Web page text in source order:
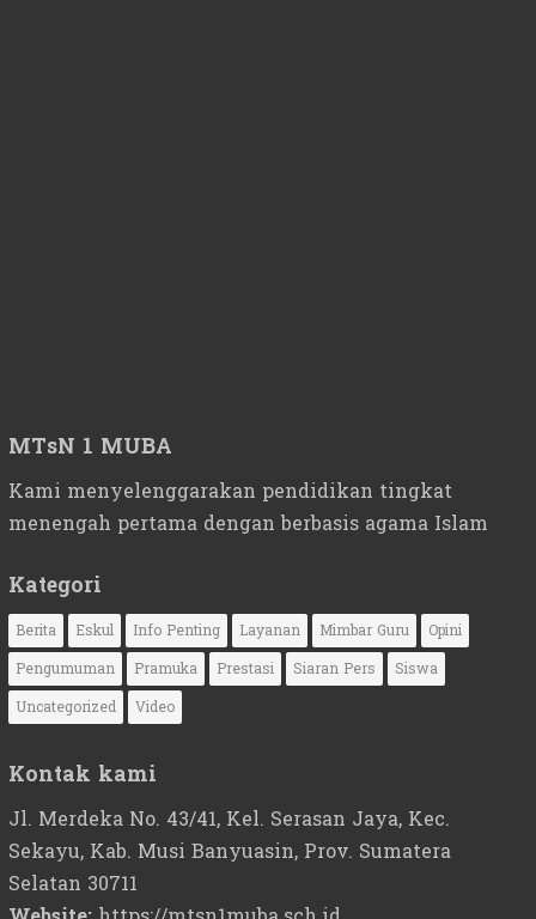
MTsN 1 MUBA
Kami menyelenggarakan pendidikan tingkat
menengah pertama dengan berbasis agama Islam
Kategori
Berita Eskul Info Penting Layanan Mimbar Guru
Opini
Pengumuman
Pramuka Prestasi Siaran Pers
Siswa
Uncategorized
Video
Kontak kami
Jl. Merdeka No. 43/41, Kel. Serasan Jaya, Kec.
Sekayu, Kab. Musi Banyuasin, Prov. Sumatera
Selatan 30711